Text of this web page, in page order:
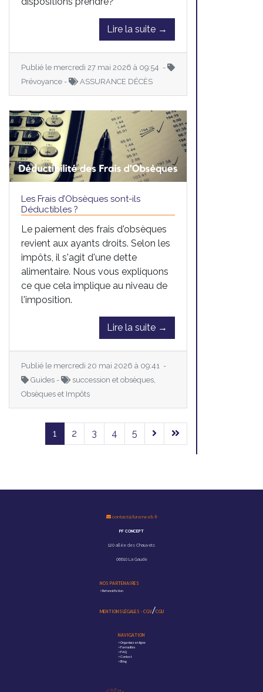
Lire la suite →
Publié le mercredi 27 mai 2026 à 09:54 -
Prévoyance -
ASSURANCE DÉCÈS
Les Frais d’Obsèques sont-ils
Déductibles ?
Le paiement des frais d'obsèques
revient aux ayants droits. Selon les
impôts, il s'agit d'une dette
alimentaire. Nous vous expliquons
ce que cela implique au niveau de
l'imposition.
Lire la suite →
Publié le mercredi 20 mai 2026 à 09:41 -
Guides -
succession et obsèques,
Obsèques et Impôts
1 2 3 4 5
contact@funerweb.fr
PF CONCEPT
120 allée des Chauvets
06610 La Gaude
NOS PARTENAIRES
>Reforest'Action
MENTIONS LÉGALES - CGV/CGU
NAVIGATION
>Organisez en ligne
>Formalités
>FAQ
>Contact
>Blog